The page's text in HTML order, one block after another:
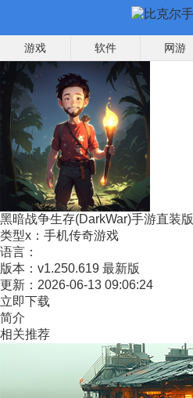
游戏 软件 网游
黑暗战争生存(DarkWar)手游直装版
类型x： 手机传奇游戏
语言：
版本： v1.250.619 最新版
更新： 2026-06-13 09:06:24
立即下载
简介
相关推荐